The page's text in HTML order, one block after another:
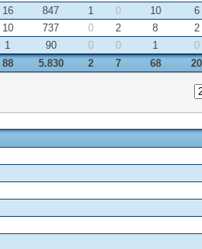
16 847 1 0 10
6
10 737 0 2 8
2
1 90 0 0 1
0
88
5.830 2 7 68 20